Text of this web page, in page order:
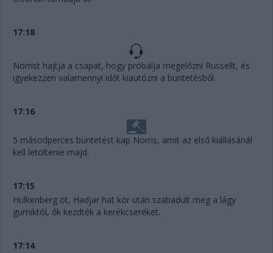
17:18
Norrist hajtja a csapat, hogy próbálja megelőzni Russellt, és
igyekezzen valamennyi időt kiautózni a büntetésből.
17:16
5 másodperces büntetést kap Norris, amit az első kiállásánál
kell letöltenie majd.
17:15
Hülkenberg öt, Hadjar hat kör után szabadult meg a lágy
gumiktól, ők kezdték a kerékcseréket.
17:14